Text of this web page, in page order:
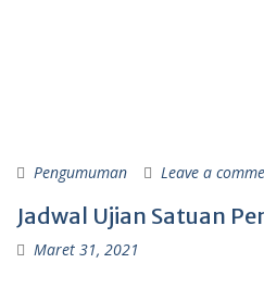
Pengumuman Leave a
Jadwal Ujian Satuan
Maret 31, 2021